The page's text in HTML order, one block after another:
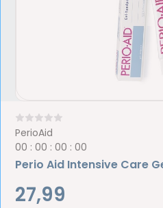
PerioAid
00 :00 :00 :00
Perio Aid Intensive Care
27,99